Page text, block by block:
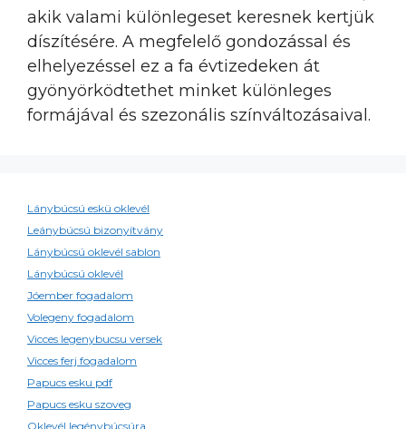
akik valami különlegeset keresnek kertjük
díszítésére. A megfelelő gondozással és
elhelyezéssel ez a fa évtizedeken át
gyönyörködtethet minket különleges
formájával és szezonális színváltozásaival.
Lánybúcsú eskü oklevél
Leánybúcsú bizonyítvány
Lánybúcsú oklevél sablon
Lánybúcsú oklevél
Jóember fogadalom
Volegeny fogadalom
Vicces legenybucsu versek
Vicces ferj fogadalom
Papucs esku pdf
Papucs esku szoveg
Oklevél legénybúcsúra